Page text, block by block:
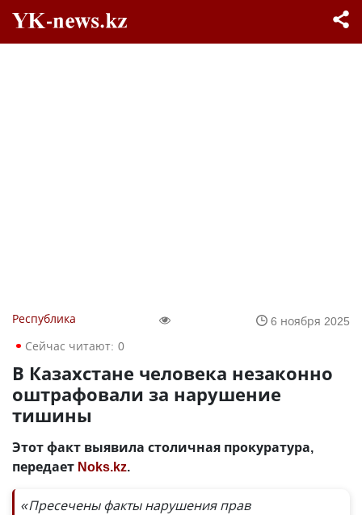
Республика
6 ноября 2025
Сейчас читают: 0
В Казахстане человека незаконно
оштрафовали за нарушение
тишины
Этот факт выявила столичная прокуратура,
передает Noks.kz.
«Пресечены факты нарушения прав